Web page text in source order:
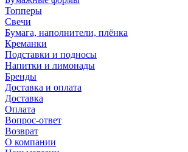
Топперы
Свечи
Бумага, наполнители, плёнка
Креманки
Подставки и подносы
Напитки и лимонады
Бренды
Доставка и оплата
Доставка
Оплата
Вопрос-ответ
Возврат
О компании